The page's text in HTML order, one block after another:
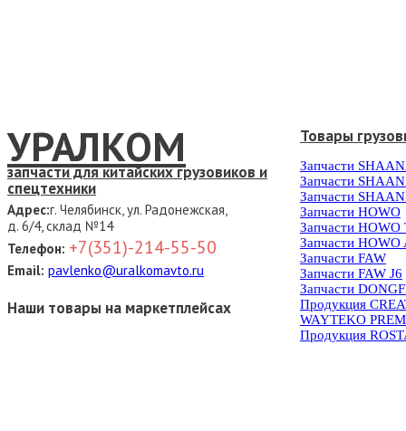
УРАЛКОМ
запчасти для китайских грузовиков и
спецтехники
Адрес:г. Челябинск, ул. Радонежская,
д. 6/4, склад №14
Телефон: +7(351)-214-55-50
Email: pavlenko@uralkomavto.ru
Наши товары на маркетплейсах
Товары
Запчасти
Запчасти
Запчасти
Запчасти HOWO
Запчасти HOWO
Запчасти HOWO
Запчасти FAW
Запчасти FAW J6
Запчасти
Продукция
WAYTEKO
Продукция